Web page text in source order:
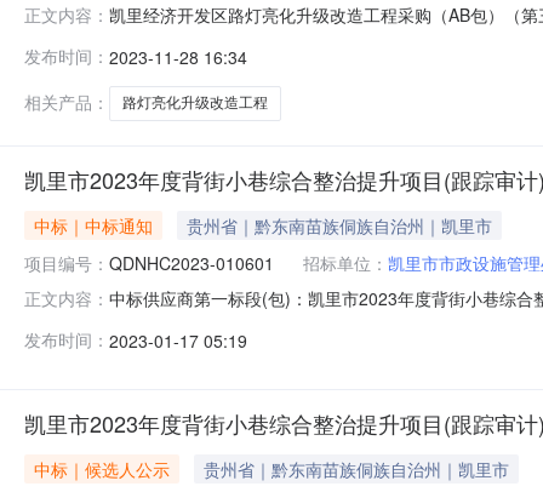
正文内容： 凯里经济开发区路灯亮化升级改造工程采购（AB包）（
经济开发区路灯亮化升级改造工程采购（AB包）（第三
号:QDNHC2023
发布时间： 2023-11-28 16:34
相关产品：
路灯亮化升级改造工程
凯里市2023年度背街小巷综合整治提升项目(跟踪审
中标｜中标通知
贵州省｜黔东南苗族侗族自治州｜凯里市
项目编号： QDNHC2023-010601 招标单位： 凯里市市政设施管
正文内容： 中标供应商第一标段(包)：凯里市2023年度背街小巷综
【2012】86号）文件取费标准下浮51%。凯里市2023年
发布时间： 2023-01-17 05:19
凯里市2023年度背街小巷综合整治提升项目(跟踪审
中标｜候选人公示
贵州省｜黔东南苗族侗族自治州｜凯里市